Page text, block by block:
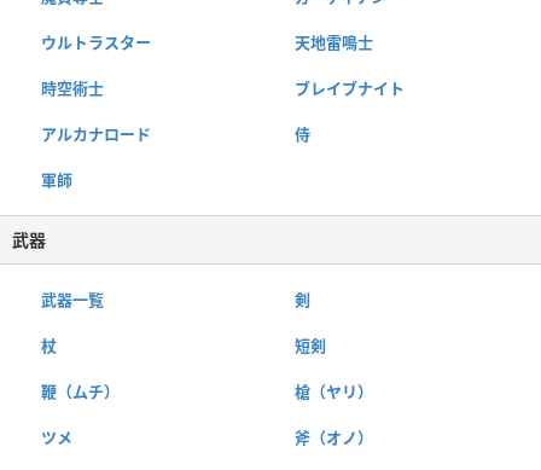
ウルトラスター 天地雷鳴士
時空術士 ブレイブナイト
アルカナロード 侍
軍師
武器
武器一覧 剣
杖 短剣
鞭（ムチ） 槍（ヤリ）
ツメ 斧（オノ）